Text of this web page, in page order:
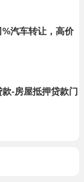
汽车转让，高价
-房屋抵押贷款门